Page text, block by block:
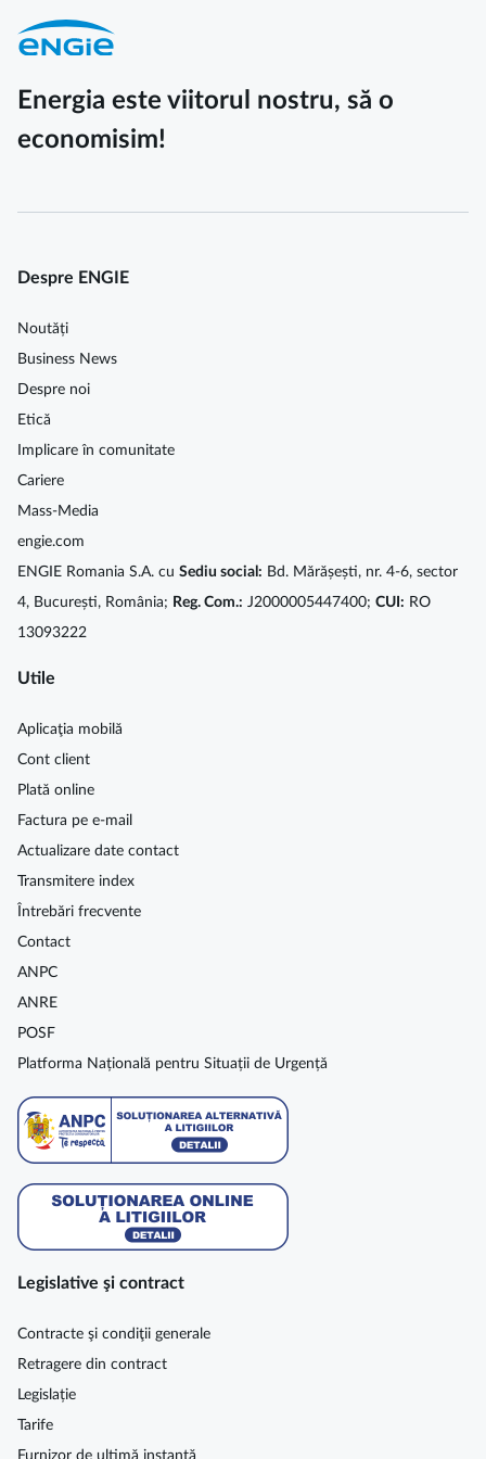
cuprinde toate informațiile necesare;
solicitarea;
act de identitate.
Energia este viitorul nostru, să o
economisim!
Despre ENGIE
Noutăți
Business News
Despre noi
Etică
Implicare în comunitate
Cariere
Mass-Media
engie.com
ENGIE Romania S.A. cu Sediu social: Bd. Mărășești, nr. 4-6, sector
4, București, România; Reg. Com.: J2000005447400; CUI: RO
13093222
Utile
Aplicaţia mobilă
Cont client
Plată online
Factura pe e-mail
Actualizare date contact
Transmitere index
Întrebări frecvente
Contact
ANPC
ANRE
POSF
Platforma Națională pentru Situații de Urgență
Legislative şi contract
Contracte şi condiţii generale
Retragere din contract
Legislație
Tarife